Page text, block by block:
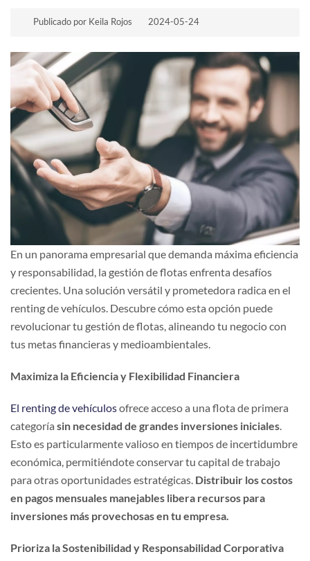
Publicado por Keila Rojos 2024-05-24
En un panorama empresarial que demanda máxima eficiencia
y responsabilidad, la gestión de flotas enfrenta desafíos
crecientes. Una solución versátil y prometedora radica en el
renting de vehículos. Descubre cómo esta opción puede
revolucionar tu gestión de flotas, alineando tu negocio con
tus metas financieras y medioambientales.
Maximiza la Eficiencia y Flexibilidad Financiera
El renting de vehículosofrece acceso a una flota de primera
categoría sin necesidad de grandes inversiones iniciales
Esto es particularmente valioso en tiempos de incertidumbre
económica, permitiéndote conservar tu capital de trabajo
para otras oportunidades estratégicas. Distribuir los costos
en pagos mensuales manejables libera recursos para
inversiones más provechosas en tu empresa.
Prioriza la Sostenibilidad y Responsabilidad Corporativa